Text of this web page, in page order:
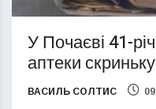
У Почаєві 41-
аптеки
ВАСИЛЬ СОЛТИС